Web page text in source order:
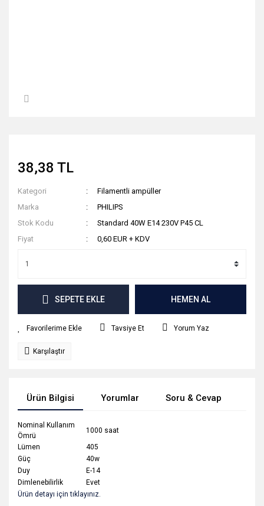
38,38 TL
Kategori
Filamentli ampüller
Marka
PHILIPS
Stok Kodu
Standard 40W E14 230V P45 CL
Fiyat
0,60 EUR + KDV
SEPETE EKLE HEMEN AL
Tavsiye Et Yorum Yaz
Karşılaştır
Ürün Bilgisi Yorumlar Soru & Cevap
Nominal Kullanım
Ömrü
1000 saat
Lümen
405
Güç
40w
Duy
E-14
Dimlenebilirlik
Evet
Ürün detayı için tıklayınız.